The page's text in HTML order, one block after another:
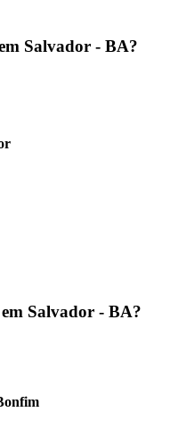
Salvador - BA?
Salvador - BA?